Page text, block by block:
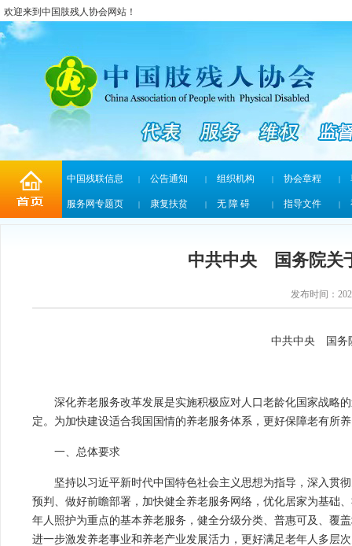
欢迎来到中国肢残人协会网站！
中国残联信息 | 公告通知 | 组织机构 | 协会章程 |
服务网专题页 | 康复扶贫 | 无 障 碍 | 指导文件 |
中共中央 国务院关
发布时间：
中共中央 国务
深化养老服务改革发展是实施积极应对人口老龄化国家战略
定。为加快建设适合我国国情的养老服务体系，更好保障老有所
一、总体要求
坚持以习近平新时代中国特色社会主义思想为指导，深入贯
预判、做好前瞻部署，加快健全养老服务网络，优化居家为基础
年人照护为重点的基本养老服务，健全分级分类、普惠可及、覆
进一步激发养老事业和养老产业发展活力，更好满足老年人多层